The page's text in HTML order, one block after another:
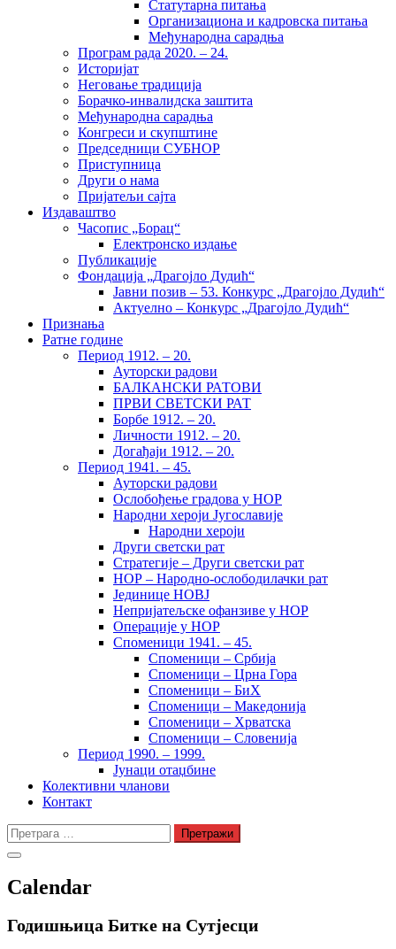
Статутарна питања
Организациона и кадровска питања
Међународна сарадња
Програм рада 2020. – 24.
Историјат
Неговање традиција
Борачко-инвалидска заштита
Међународна сарадња
Конгреси и скупштине
Председници СУБНОР
Приступница
Други о нама
Пријатељи сајта
Издаваштво
Часопис „Борац“
Електронско издање
Публикације
Фондација „Драгојло Дудић“
Јавни позив – 53. Конкурс „Драгојло Дудић“
Актуелно – Конкурс „Драгојло Дудић“
Признања
Ратне године
Период 1912. – 20.
Ауторски радови
БАЛКАНСКИ РАТОВИ
ПРВИ СВЕТСКИ РАТ
Борбе 1912. – 20.
Личности 1912. – 20.
Догађаји 1912. – 20.
Период 1941. – 45.
Ауторски радови
Ослобођење градова у НОР
Народни хероји Југославије
Народни хероји
Други светски рат
Стратегије – Други светски рат
НОР – Народно-ослободилачки рат
Јединице НОВЈ
Непријатељске офанзиве у НОР
Операције у НОР
Споменици 1941. – 45.
Споменици – Србија
Споменици – Црна Гора
Споменици – БиХ
Споменици – Македонија
Споменици – Хрватска
Споменици – Словенија
Период 1990. – 1999.
Јунаци отаџбине
Колективни чланови
Контакт
Претрага
за:
Calendar
Годишњица Битке на Сутјесци